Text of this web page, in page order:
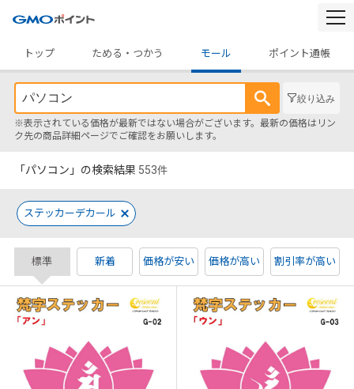
トップ
ためる・つかう モール ポイント通帳
絞り込み
※表示されている価格が最新ではない場合がございます。最新の価格はリン
ク先の商品詳細ページでご確認をお願いします。
「パソコン」の検索結果 553件
ステッカーデカール
標準 新着 価格が安い 価格が高い 割引率が高い